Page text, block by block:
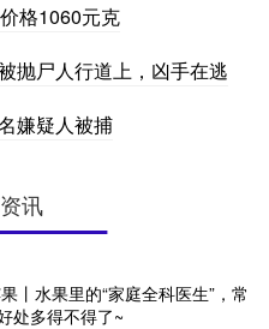
格1060元克
抛尸人行道上，凶手在逃
嫌疑人被捕
讯
丨水果里的“家庭全科医生”，常
处多得不得了~